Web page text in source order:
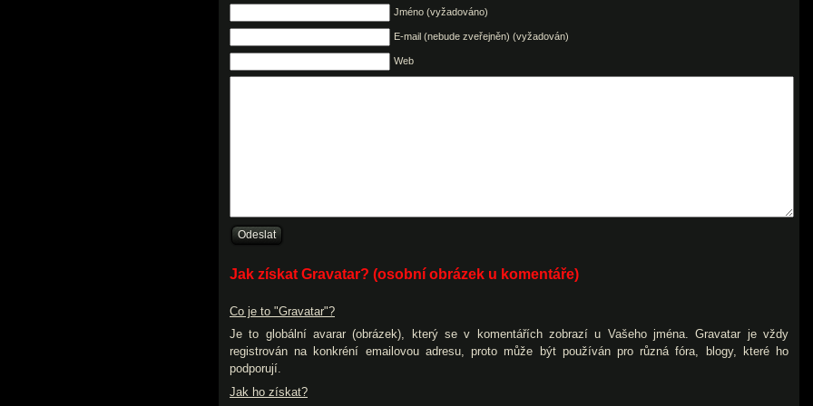
Jméno (vyžadováno)
E-mail (nebude zveřejněn) (vyžadován)
Web
Jak získat Gravatar? (osobní obrázek u komentáře)
Co je to "Gravatar"?
Je to globální avarar (obrázek), který se v komentářích zobrazí u Vašeho jména. Gravatar je vždy
registrován na konkréní emailovou adresu, proto může být používán pro různá fóra, blogy, které ho
podporují.
Jak ho získat?